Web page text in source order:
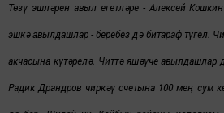
Төзү эшләрен авыл егетләре - Алексей
эшкә авылдашлар - беребез дә битараф түгел.
акчасына күтәрелә. Читтә яшәүче
Радик Драндров чиркәү счетына 100 мең сум